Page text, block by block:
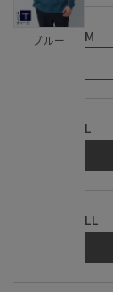
ブルー M
L
LL